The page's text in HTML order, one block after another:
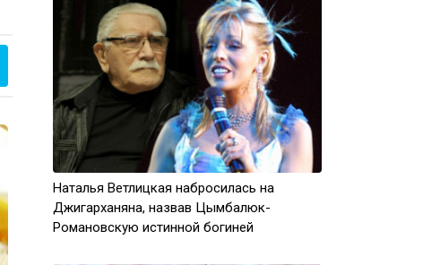
Наталья Ветлицкая набросилась на
Джигарханяна, назвав Цымбалюк-
Романовскую истинной богиней